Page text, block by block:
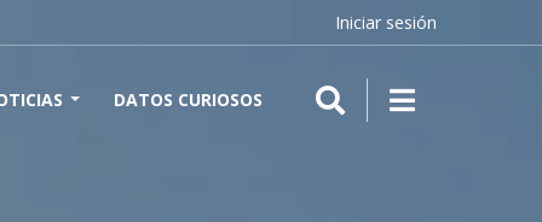
Iniciar sesión
DATOS CURIOSOS